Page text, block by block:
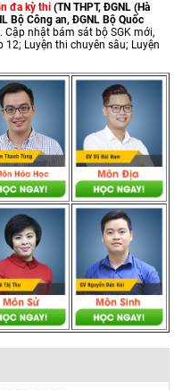
đa kỳ thi (TN THPT, ĐGNL (Hà
Bộ Công an, ĐGNL Bộ Quốc
Cập nhật bám sát bộ SGK mới,
Luyện thi chuyên sâu; Luyện